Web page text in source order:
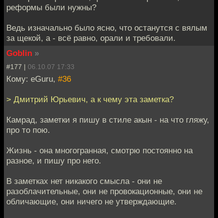
реформы были нужны?
Ведь изначально было ясно, что останутся с вялым
за щекой, а - всё равно, орали и требовали.
Goblin »
#177 | 06.10.07 17:33
Кому: eGuru, #36
> Дмитрий Юрьевич, а к чему эта заметка?
Камрад, заметки я пишу в стиле акын - на что гляжу,
про то пою.
Жизнь - она многогранная, смотрю постоянно на
разное, и пишу про него.
В заметках нет никакого смысла - они не
разоблачительные, они не провокационные, они не
обличающие, они ничего не утверждающие.